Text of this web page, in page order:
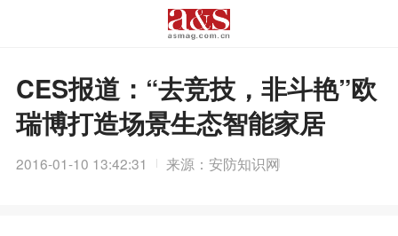
CES报道：“去竞技，非斗艳”欧
瑞博打造场景生态智能家居
2016-01-10 13:42:31 来源：安防知识网